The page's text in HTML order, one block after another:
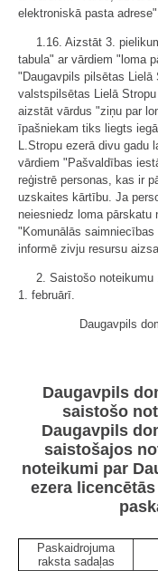
elektroniskā pasta
1.16. Aizstāt 3.
tabula" ar vārdiem "loma
"Daugavpils pilsētas Lielā
valstspilsētas Lielā
aizstāt vārdus "ziņu par
īpašniekam tiks liegts
L.Stropu ezerā divu gadu
vārdiem "Pašvaldības
reģistrē personas, kas ir
uzskaites kārtību. Ja
neiesniedz loma
"Komunālās
informē zivju resursu
2. Saistošo
1. februārī.
Daugavpils
Daugavpils
saistošo
Daugavpils
saistošajos
noteikumi par
ezera
Paskaidrojuma
raksta sadaļas